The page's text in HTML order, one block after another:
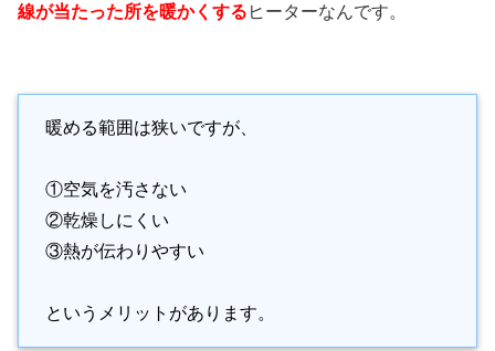
線が当たった所を暖かくする ヒーターなんです。
暖める範囲は狭いですが、
①空気を汚さない
②乾燥しにくい
③熱が伝わりやすい
というメリットがあります。